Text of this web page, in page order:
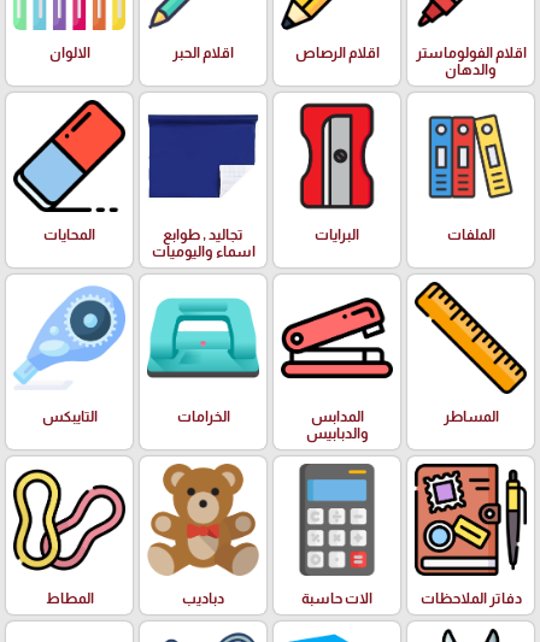
اقلام الفولوماستر
والدهان
اقلام الرصاص اقلام الحبر الالوان
الملفات البرايات
تجاليد , طوابع
اسماء واليوميات
المحايات
المساطر
المدابس
والدبابيس
الخرامات التايبكس
دفاتر الملاحظات الات حاسبة دباديب المطاط